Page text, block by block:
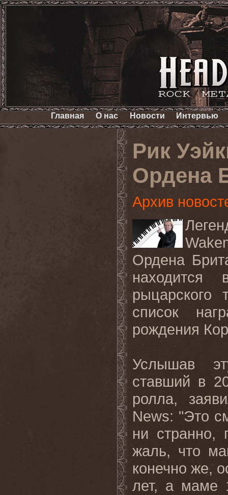
Главная О нас Новости Интервью
Рик
Ордена
Архив
Ордена
находится
список
рождения
Услышав
ставший в
ролла,
News: "Это
ни странно,
жаль, что
конечно же,
лет, а маме